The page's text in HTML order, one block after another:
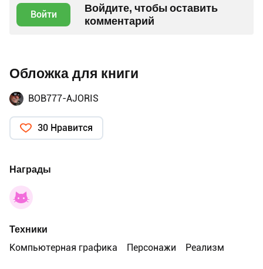
Войти
Войдите, чтобы оставить
комментарий
Обложка для книги
BOB777-AJORIS
30 Нравится
Награды
Техники
Компьютерная графика
Персонажи Реализм